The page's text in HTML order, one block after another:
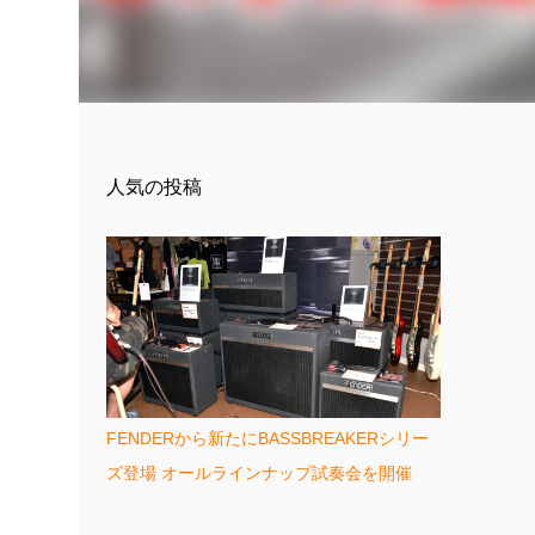
人気の投稿
FENDERから新たにBASSBREAKERシリー
ズ登場 オールラインナップ試奏会を開催